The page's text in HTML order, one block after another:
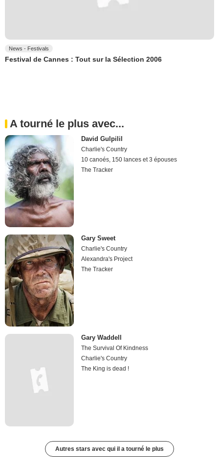
News - Festivals
Festival de Cannes : Tout sur la Sélection 2006
A tourné le plus avec...
David Gulpilil
Charlie's Country
10 canoés, 150 lances et 3 épouses
The Tracker
Gary Sweet
Charlie's Country
Alexandra's Project
The Tracker
Gary Waddell
The Survival Of Kindness
Charlie's Country
The King is dead !
Autres stars avec qui il a tourné le plus